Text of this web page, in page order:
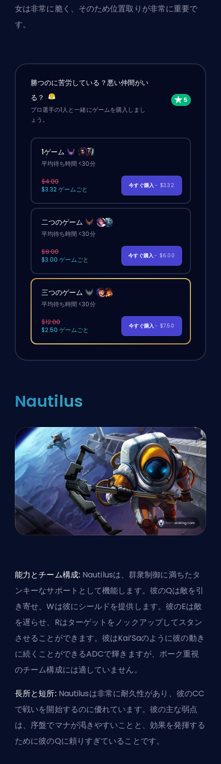
女は非常に脆く、そのため位置取りが非常に重要で
す。
勝つのに苦労している？悪い仲間がい
る？
プロ選手の1人と一緒にゲームを購入しまし
ょう。
1ゲーム
平均待ち時間 <30分
$4.00
$3.32 ゲームごと
今すぐ購入- $3.32
二つのゲーム
平均待ち時間 <30分
$8.00
$3.00 ゲームごと
今すぐ購入- $6.00
三つのゲーム
平均待ち時間 <30分
$12.00
$2.50 ゲームごと
今すぐ購入- $7.50
Nautilus
能力とチーム構成: Nautilusは、群衆制御に満ちたタ
ンキーなサポートとして機能します。彼のQは敵を引
き寄せ、Wは彼にシールドを提供します。彼のEは敵
を遅らせ、Rはターゲットをノックアップしてスタン
させることができます。彼はKai’Saのように彼の動き
に続くことができるADCで輝きますが、ポーク重視
のチーム構成には適していません。
長所と短所: Nautilusは非常に耐久性があり、彼のCC
で戦いを開始するのに優れています。彼の主な弱点
は、序盤でマナが渇きやすいことと、効果を発揮する
ために彼のQに頼りすぎていることです。